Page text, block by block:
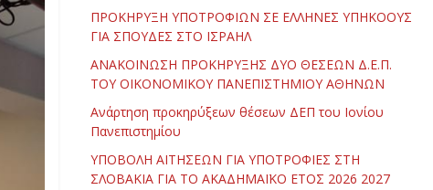
ΠΡΟΚΗΡΥΞΗ ΥΠΟΤΡΟΦΙΩΝ ΣΕ ΕΛΛΗΝΕΣ ΥΠΗΚΟΟΥΣ
ΓΙΑ ΣΠΟΥΔΕΣ ΣΤΟ ΙΣΡΑΗΛ
ΑΝΑΚΟΙΝΩΣΗ ΠΡΟΚΗΡΥΞΗΣ ΔΥΟ ΘΕΣΕΩΝ Δ.Ε.Π.
ΤΟΥ ΟΙΚΟΝΟΜΙΚΟΥ ΠΑΝΕΠΙΣΤΗΜΙΟΥ ΑΘΗΝΩΝ
Ανάρτηση προκηρύξεων θέσεων ΔΕΠ του Ιονίου
Πανεπιστημίου
ΥΠΟΒΟΛΗ ΑΙΤΗΣΕΩΝ ΓΙΑ ΥΠΟΤΡΟΦΙΕΣ ΣΤΗ
ΣΛΟΒΑΚΙΑ ΓΙΑ ΤΟ ΑΚΑΔΗΜΑΪΚΟ ΕΤΟΣ 2026 2027